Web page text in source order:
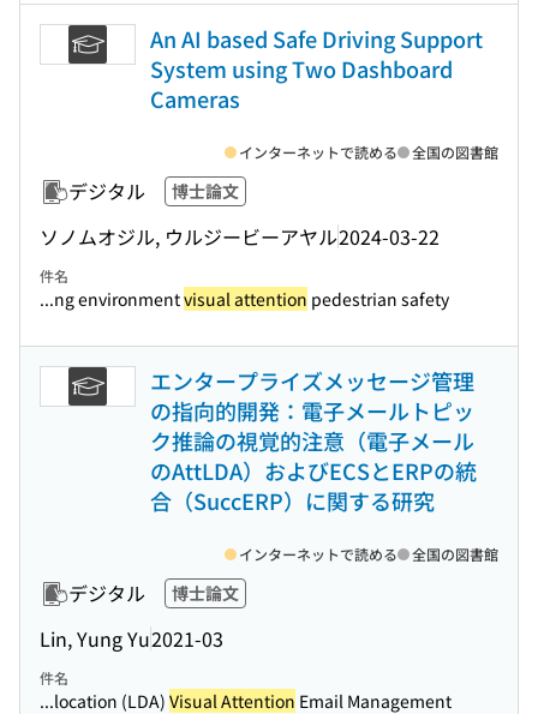
An AI based Safe Driving Support
System using Two Dashboard
Cameras
デジタル 博士論文
ソノムオジル, ウルジービーアヤル2024-03-22
インターネットで読める 全国の図書館
件名
...ng environmentvisual attention pedestrian safety
エンタープライズメッセージ管理
の指向的開発：電子メールトピッ
ク推論の視覚的注意（電子メール
のAttLDA）およびECSとERPの統
合（SuccERP）に関する研究
デジタル 博士論文
Lin, Yung Yu2021-03
インターネットで読める 全国の図書館
件名
...location (LDA) Visual Attention Email Management